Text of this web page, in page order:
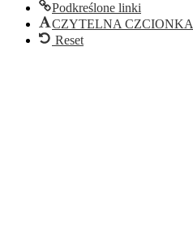
Podkreślone linki
CZYTELNA CZCIONKA
Reset